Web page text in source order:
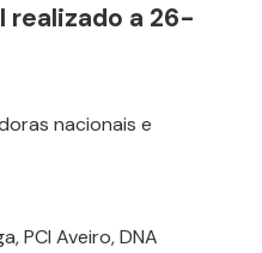
realizado a 26-
nacionais e
PCI Aveiro, DNA